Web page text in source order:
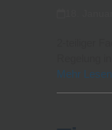
Mehr Lesen